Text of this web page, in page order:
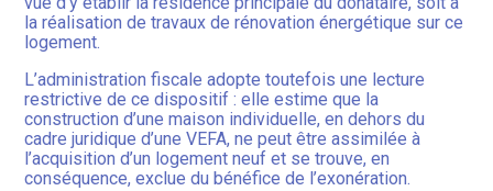
la réalisation de travaux de rénovation énergétique sur ce
logement.
L’administration fiscale adopte toutefois une lecture
restrictive de ce dispositif : elle estime que la
construction d’une maison individuelle, en dehors du
cadre juridique d’une VEFA, ne peut être assimilée à
l’acquisition d’un logement neuf et se trouve, en
conséquence, exclue du bénéfice de l’exonération.